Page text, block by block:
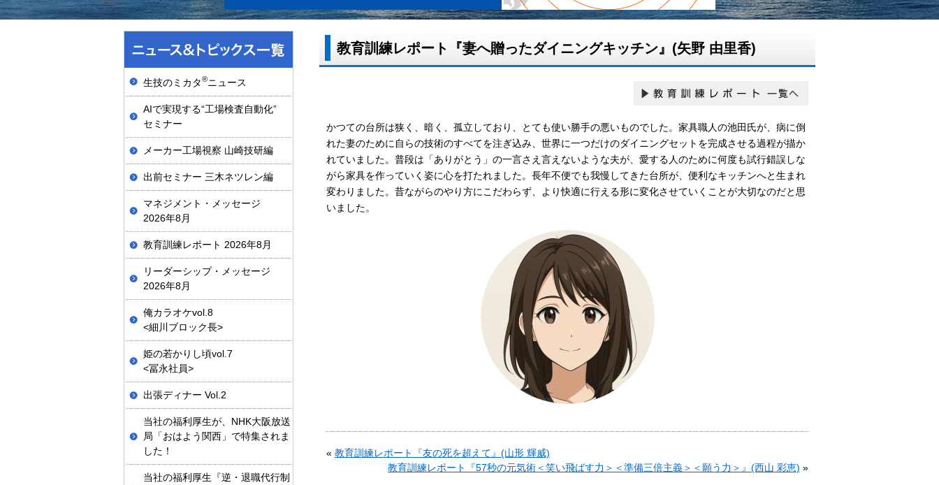
教育訓練レポート『妻へ贈ったダイニングキッチン』(矢野 由里香)
かつての台所は狭く、暗く、孤立しており、とても使い勝手の悪いものでした。家具職人の池田氏が、病に倒
れた妻のために自らの技術のすべてを注ぎ込み、世界に一つだけのダイニングセットを完成させる過程が描か
れていました。普段は「ありがとう」の一言さえ言えないような夫が、愛する人のために何度も試行錯誤しな
がら家具を作っていく姿に心を打たれました。長年不便でも我慢してきた台所が、便利なキッチンへと生まれ
変わりました。昔ながらのやり方にこだわらず、より快適に行える形に変化させていくことが大切なのだと思
いました。
« 教育訓練レポート『友の死を超えて』(山形 輝威)
教育訓練レポート『57秒の元気術＜笑い飛ばす力＞＜準備三倍主義＞＜願う力＞』(西山 彩恵) »
生技のミカタ®ニュース
AIで実現する“工場検査自動化”
セミナー
メーカー工場視察 山崎技研編
出前セミナー 三木ネツレン編
マネジメント・メッセージ
2026年8月
教育訓練レポート 2026年8月
リーダーシップ・メッセージ
2026年8月
俺カラオケvol.8
<細川ブロック長>
姫の若かりし頃vol.7
<冨永社員>
出張ディナー Vol.2
当社の福利厚生が、NHK大阪放送
局「おはよう関西」で特集されま
した！
当社の福利厚生『逆・退職代行制